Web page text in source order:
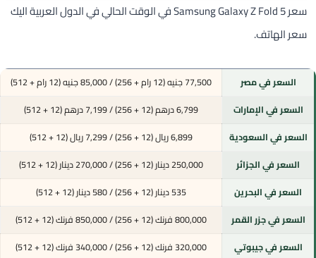
سعر Samsung Galaxy Z Fold 5 في الوقت الحالي في الدول العربية اليك
سعر الهاتف.
السعر في مصر
77,500 جنيه (12 رام + 256) / 85,000 جنيه (12 رام + 512)
السعر في الإمارات
6,799 درهم (12 + 256) / 7,199 درهم (12 + 512)
السعر في السعودية
6,899 ريال (12 + 256) / 7,299 ريال (12 + 512)
السعر في الجزائر
250,000 دينار (12 + 256) / 270,000 دينار (12 + 512)
السعر في البحرين
535 دينار (12 + 256) / 580 دينار (12 + 512)
السعر في جزر القمر
800,000 فرنك (12 + 256) / 850,000 فرنك (12 + 512)
السعر في جيبوتي
320,000 فرنك (12 + 256) / 340,000 فرنك (12 + 512)